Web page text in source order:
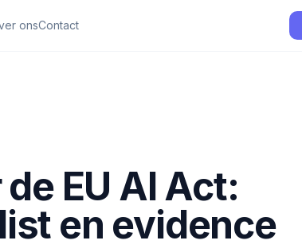
onsContact
EU AI Act:
en evidence